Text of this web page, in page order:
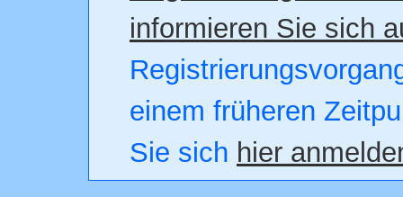
informieren Sie sich
einem früheren
Sie sich hier